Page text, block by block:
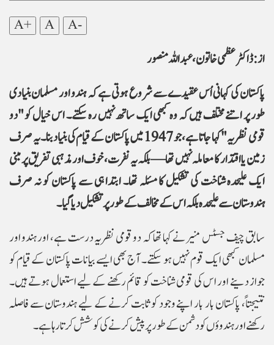
A+ A A-
از: ڈاکٹر عظمی خاتون، عبداللہ منصور
پاکستان کی کہانی اُس عقیدے سے شروع ہوتی ہے کہ ہندو اور مسلمان بنیادی
طور پر اتنے مختلف ہیں کہ وہ کبھی ایک ساتھ نہیں رہ سکتے۔ اس خیال کو "دو
قومی نظریہ" کہا جاتا ہے، جو 1947 میں پاکستان کے قیام کی بنیاد بنا۔ یہ صرف
زمین یا اقتدار کا معاملہ نہیں تھا—بلکہ یہ نفرت، خوف اور مذہبی تفریق پر مبنی
ایک علیحدہ شناخت کی تشکیل کا مسئلہ تھا۔ ابتدا ہی سے پاکستان کو نہ صرف
ہندوستان سے علیحدہ بلکہ اس کے مخالف کے طور پر تشکیل دیا گیا۔
سابق چیف جسٹس منیر نے کہا تھا کہ دو قومی نظریہ درست ہے، اور ہندو اور
مسلمان کبھی ایک قوم نہیں ہو سکتے۔ آج بھی ایسے بیانات پاکستان کے قیام کو
جواز دینے اور اس کی قومی شناخت کو قائم رکھنے کے لیے استعمال ہوتے ہیں۔
نتیجتاً، پاکستان بار بار اپنے وجود کو ثابت کرنے کے لیے ہندوستان سے فاصلہ
رکھنے اور ہندوؤں کو دشمن کے طور پر پیش کرنے کی کوشش کرتا رہا ہے۔